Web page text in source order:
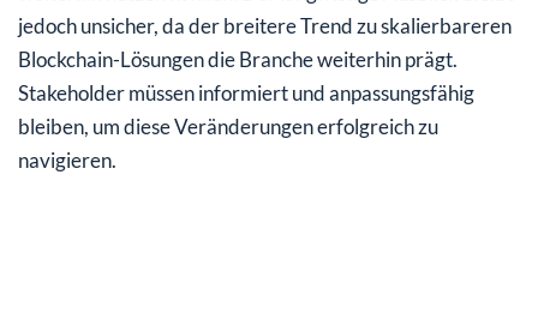
jedoch unsicher, da der breitere Trend zu skalierbareren
Blockchain-Lösungen die Branche weiterhin prägt.
Stakeholder müssen informiert und anpassungsfähig
bleiben, um diese Veränderungen erfolgreich zu
navigieren.